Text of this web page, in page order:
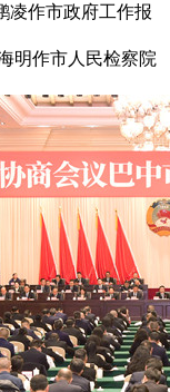
凌作市政府工作报
明作市人民检察院